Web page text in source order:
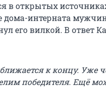
в открытых
дома-интерната
его вилкой. В ответ
к концу. Уже
победителя. Ещё